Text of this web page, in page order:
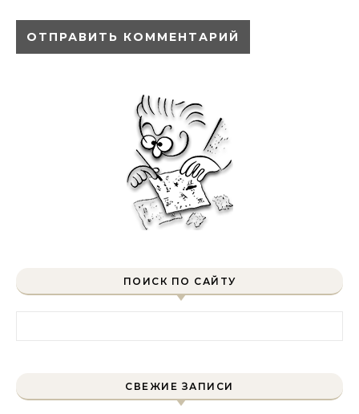
ПОИСК ПО САЙТУ
СВЕЖИЕ ЗАПИСИ